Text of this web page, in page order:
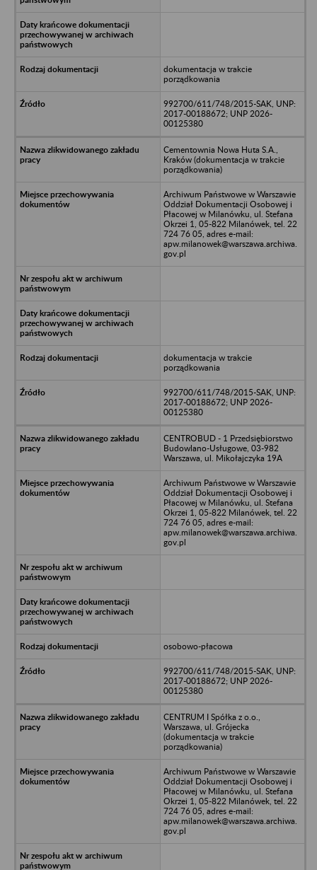
dokumentacja w trakcie
porządkowania
992700/611/748/2015-SAK, UNP:
2017-00188672; UNP 2026-
00125380
Cementownia Nowa Huta S.A.,
Kraków (dokumentacja w trakcie
porządkowania)
Archiwum Państwowe w Warszawie
Oddział Dokumentacji Osobowej i
Płacowej w Milanówku, ul. Stefana
Okrzei 1, 05-822 Milanówek, tel. 22
724 76 05, adres e-mail:
apw.milanowek@warszawa.archiwa.
gov.pl
dokumentacja w trakcie
porządkowania
992700/611/748/2015-SAK, UNP:
2017-00188672; UNP 2026-
00125380
CENTROBUD - 1 Przedsiębiorstwo
Budowlano-Usługowe, 03-982
Warszawa, ul. Mikołajczyka 19A
Archiwum Państwowe w Warszawie
Oddział Dokumentacji Osobowej i
Płacowej w Milanówku, ul. Stefana
Okrzei 1, 05-822 Milanówek, tel. 22
724 76 05, adres e-mail:
apw.milanowek@warszawa.archiwa.
gov.pl
osobowo-płacowa
992700/611/748/2015-SAK, UNP:
2017-00188672; UNP 2026-
00125380
CENTRUM I Spółka z o.o.,
Warszawa, ul. Grójecka
(dokumentacja w trakcie
porządkowania)
Archiwum Państwowe w Warszawie
Oddział Dokumentacji Osobowej i
Płacowej w Milanówku, ul. Stefana
Okrzei 1, 05-822 Milanówek, tel. 22
724 76 05, adres e-mail:
apw.milanowek@warszawa.archiwa.
gov.pl